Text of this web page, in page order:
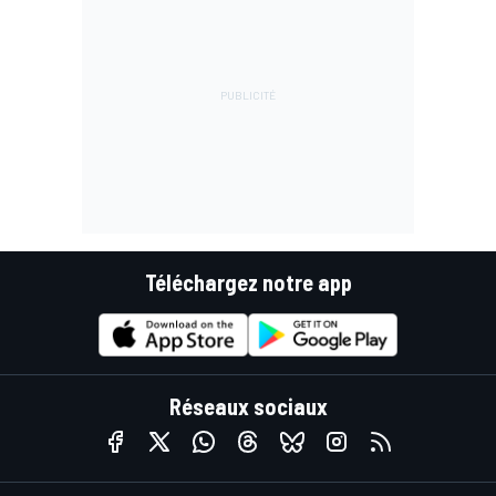
Téléchargez notre app
Réseaux sociaux